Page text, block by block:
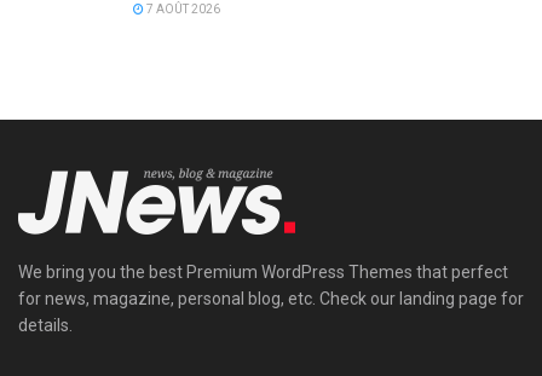
7 AOÛT 2026
We bring you the best Premium WordPress Themes that perfect
for news, magazine, personal blog, etc. Check our landing page for
details.